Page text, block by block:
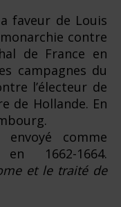
faveur de Louis
contre
de France en
campagnes du
l’électeur de
de Hollande. En
comme
1662-1664.
et le traité de